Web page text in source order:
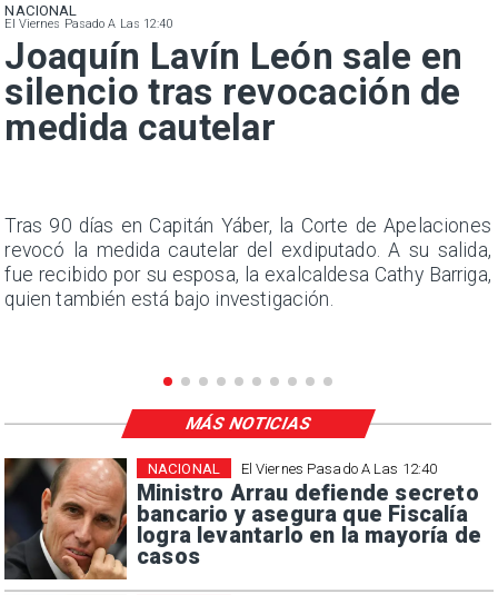
NACIONAL
El Viernes Pasado A Las 12:40
Joaquín Lavín León sale en
silencio tras revocación de
medida cautelar
Tras 90 días en Capitán Yáber, la Corte de Apelaciones
revocó la medida cautelar del exdiputado. A su salida,
fue recibido por su esposa, la exalcaldesa Cathy Barriga,
quien también está bajo investigación.
El Viernes Pasado A Las 12:40
Ministro Arrau defiende secreto
bancario y asegura que Fiscalía
logra levantarlo en la mayoría de
casos
NACIONAL
MÁS NOTICIAS